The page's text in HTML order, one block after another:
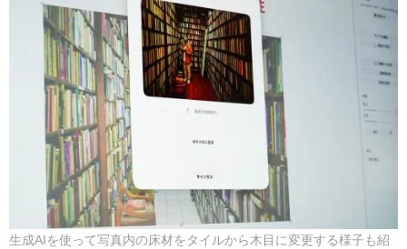
生成AIを使って写真内の床材をタイルから木目に変更する様子も紹